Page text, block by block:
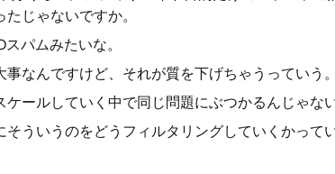
じゃないですか。
パムみたいな。
なんですけど、それが質を下げちゃうっていう。
ールしていく中で同じ問題にぶつかるんじゃない
そういうのをどうフィルタリングしていくかって